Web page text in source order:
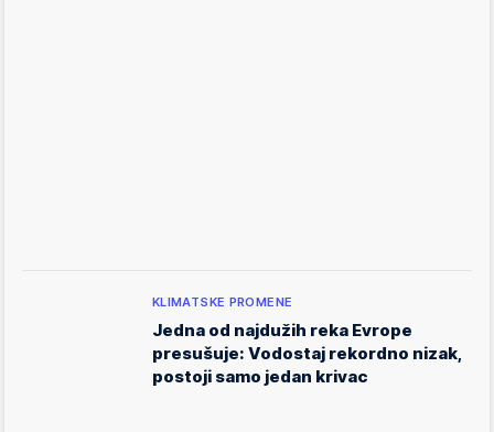
KLIMATSKE PROMENE
Jedna od najdužih reka Evrope
presušuje: Vodostaj rekordno nizak,
postoji samo jedan krivac